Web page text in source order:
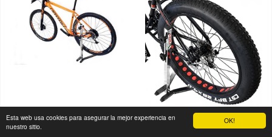
OK!
Esta web usa cookies para asegurar la mejor experiencia en
nuestro sitio.